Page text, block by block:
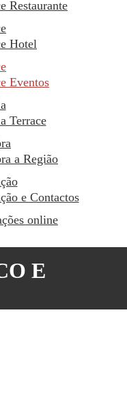
Restaurante
Hotel
Eventos
Terrace
a Região
e Contactos
online
E